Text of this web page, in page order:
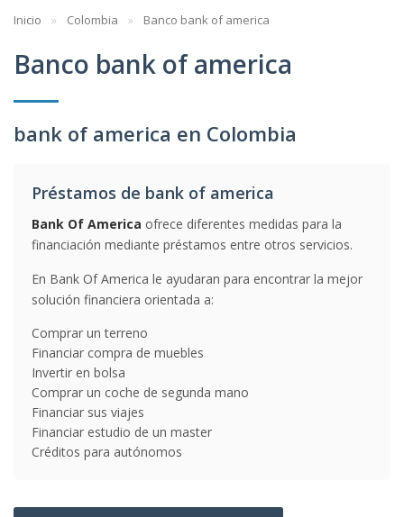
Inicio Colombia Banco bank of america
Banco bank of america
bank of america en Colombia
Préstamos de bank of america
Bank Of America ofrece diferentes medidas para la
financiación mediante préstamos entre otros servicios.
En Bank Of America le ayudaran para encontrar la mejor
solución financiera orientada a:
Comprar un terreno
Financiar compra de muebles
Invertir en bolsa
Comprar un coche de segunda mano
Financiar sus viajes
Financiar estudio de un master
Créditos para autónomos